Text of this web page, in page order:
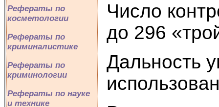
Рефераты по
косметологии
Рефераты по
криминалистике
Рефераты по
криминологии
Рефераты по науке
и технике
Число
до 296
Дальность